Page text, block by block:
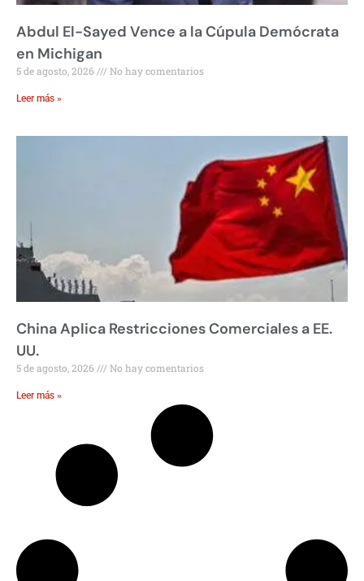
Abdul El-Sayed Vence a la Cúpula Demócrata
en Michigan
5 de agosto, 2026 No hay comentarios
Leer más »
China Aplica Restricciones Comerciales a EE.
UU.
5 de agosto, 2026 No hay comentarios
Leer más »